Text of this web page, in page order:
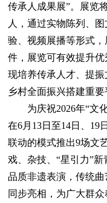
传承人成果展”。展览
人，通过实物陈列、
验、视频展播等形式
件，展览可有效提升
现培养传承人才、提
乡村全面振兴搭建重要
为庆祝2026年“文化
在6月13日至14日、19
联动的模式推出9场文
戏、杂技、“星引力”
品质非遗表演，传统
同步亮相，为广大群